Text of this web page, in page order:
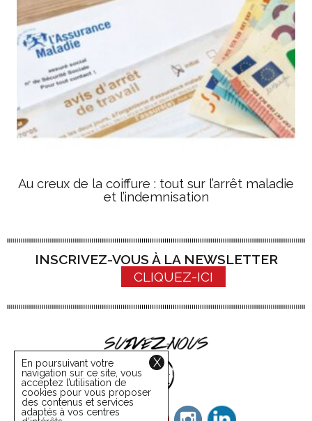
Au creux de la coiffure : tout sur l’arrêt maladie
et l’indemnisation
INSCRIVEZ-VOUS À LA NEWSLETTER
CLIQUEZ-ICI
X
En poursuivant votre
navigation sur ce site, vous
acceptez l’utilisation de
cookies pour vous proposer
des contenus et services
adaptés à vos centres